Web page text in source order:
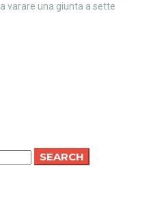
a varare una giunta a sette
SEARCH